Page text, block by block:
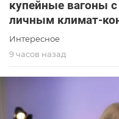
купейные вагоны
личным климат-
Интересное
9 часов назад